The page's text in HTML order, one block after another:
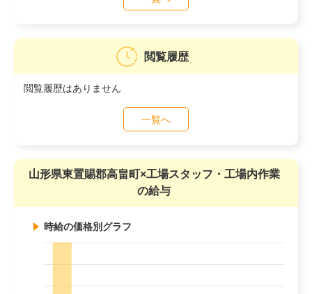
閲覧履歴
閲覧履歴はありません
一覧へ
山形県東置賜郡高畠町×工場スタッフ・工場内作業
の給与
時給の価格別グラフ